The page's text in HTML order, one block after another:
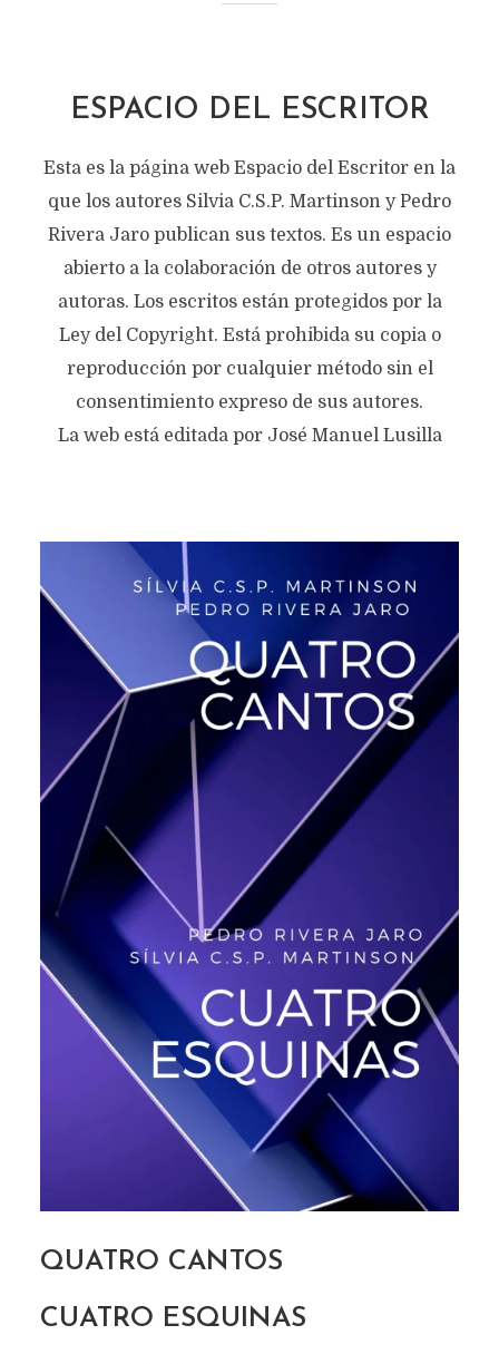
ESPACIO DEL ESCRITOR
Esta es la página web Espacio del Escritor en la
que los autores Silvia C.S.P. Martinson y Pedro
Rivera Jaro publican sus textos. Es un espacio
abierto a la colaboración de otros autores y
autoras. Los escritos están protegidos por la
Ley del Copyright. Está prohibida su copia o
reproducción por cualquier método sin el
consentimiento expreso de sus autores.
La web está editada por José Manuel Lusilla
QUATRO CANTOS
CUATRO ESQUINAS